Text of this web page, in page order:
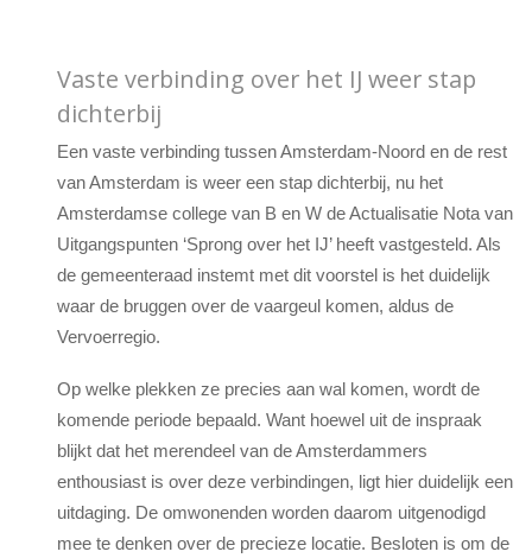
Vaste verbinding over het IJ weer stap
dichterbij
Een vaste verbinding tussen Amsterdam-Noord en de rest
van Amsterdam is weer een stap dichterbij, nu het
Amsterdamse college van B en W de Actualisatie Nota van
Uitgangspunten ‘Sprong over het IJ’ heeft vastgesteld. Als
de gemeenteraad instemt met dit voorstel is het duidelijk
waar de bruggen over de vaargeul komen, aldus de
Vervoerregio.
Op welke plekken ze precies aan wal komen, wordt de
komende periode bepaald. Want hoewel uit de inspraak
blijkt dat het merendeel van de Amsterdammers
enthousiast is over deze verbindingen, ligt hier duidelijk een
uitdaging. De omwonenden worden daarom uitgenodigd
mee te denken over de precieze locatie. Besloten is om de